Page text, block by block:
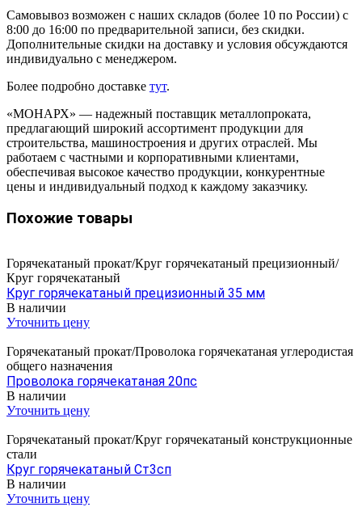
Самовывоз возможен с наших складов (более 10 по России) с
8:00 до 16:00 по предварительной записи, без скидки.
Дополнительные скидки на доставку и условия обсуждаются
индивидуально с менеджером.
Более подробно доставке тут.
«МОНАРХ» — надежный поставщик металлопроката,
предлагающий широкий ассортимент продукции для
строительства, машиностроения и других отраслей. Мы
работаем с частными и корпоративными клиентами,
обеспечивая высокое качество продукции, конкурентные
цены и индивидуальный подход к каждому заказчику.
Похожие товары
Горячекатаный прокат/Круг горячекатаный прецизионный/
Круг горячекатаный
Круг горячекатаный прецизионный 35 мм
В наличии
Уточнить цену
Горячекатаный прокат/Проволока горячекатаная углеродистая
общего назначения
Проволока горячекатаная 20пс
В наличии
Уточнить цену
Горячекатаный прокат/Круг горячекатаный конструкционные
стали
Круг горячекатаный Ст3сп
В наличии
Уточнить цену